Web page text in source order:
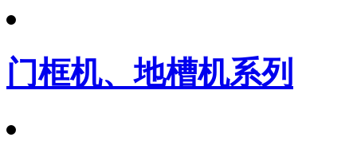
门框机、地槽机系列